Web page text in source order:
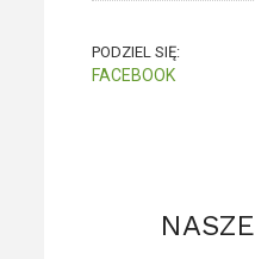
PODZIEL SIĘ:
FACEBOOK
NASZE